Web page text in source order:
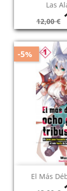
Las
12,00 €
El Más
-5%